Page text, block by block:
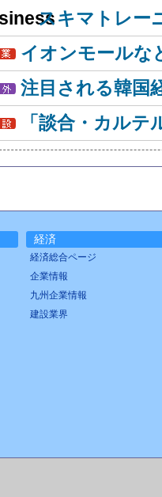
スキマトレー
イオンモールな
注目される韓国
「談合・カル
経済
経済総合ページ
企業情報
九州企業情報
建設業界